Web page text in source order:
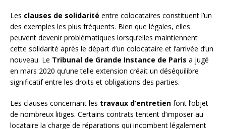
Les clauses de solidarité entre colocataires constituent l’un
des exemples les plus fréquents. Bien que légales, elles
peuvent devenir problématiques lorsqu’elles maintiennent
cette solidarité après le départ d’un colocataire et l’arrivée d’un
nouveau. Le Tribunal de Grande Instance de Paris a jugé
en mars 2020 qu’une telle extension créait un déséquilibre
significatif entre les droits et obligations des parties.
Les clauses concernant les travaux d’entretien font l’objet
de nombreux litiges. Certains contrats tentent d’imposer au
locataire la charge de réparations qui incombent légalement